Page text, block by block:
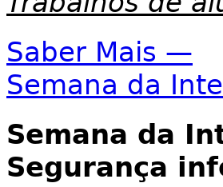
Saber Mais —
Semana da
Semana da
Segurança